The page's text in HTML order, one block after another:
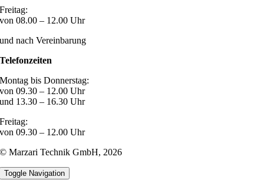
Freitag:
von 08.00 – 12.00 Uhr
und nach Vereinbarung
Telefonzeiten
Montag bis Donnerstag:
von 09.30 – 12.00 Uhr
und 13.30 – 16.30 Uhr
Freitag:
von 09.30 – 12.00 Uhr
© Marzari Technik GmbH,2026
Toggle Navigation